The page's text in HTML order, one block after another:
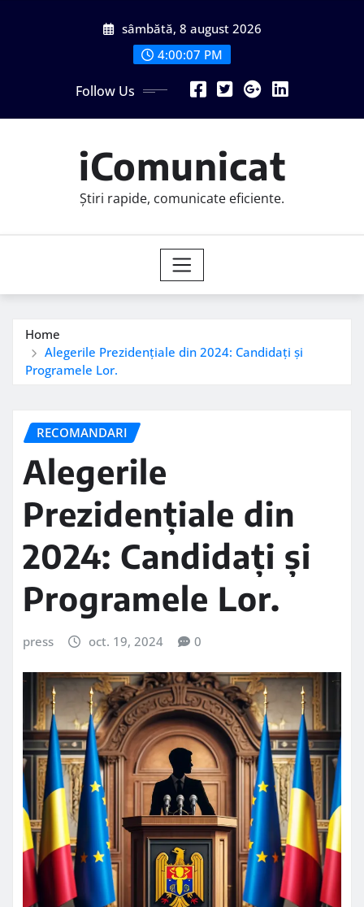
sâmbătă, 8 august 2026
4:00:08 PM
Follow Us
iComunicat
Știri rapide, comunicate eficiente.
Home
Alegerile Prezidențiale din 2024: Candidați și
Programele Lor.
RECOMANDARI
Alegerile
Prezidențiale din
2024: Candidați și
Programele Lor.
press oct. 19, 2024 0